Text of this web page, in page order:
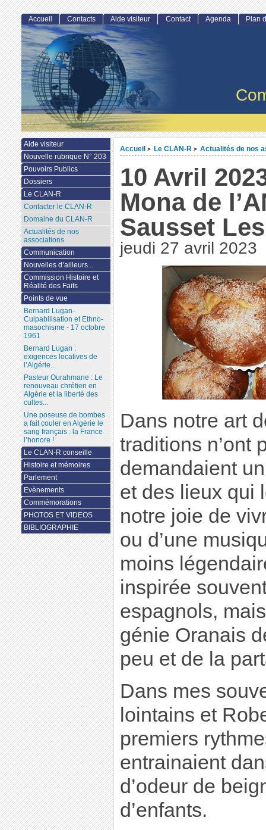
Accueil > Le CLAN-R > Actualités de nos
10 Avril
Mona de
Sausset
jeudi 27 avril 2023
Dans notre art
traditions n’ont
demandaient
et des lieux qui
notre joie de
ou d’une
moins
inspirée
espagnols,
génie Oranais
peu et de la
Dans mes
lointains et
premiers
entrainaient
d’odeur de
d’enfants.
Accueil Contacts Aide visiteur Contact Agenda Plan
Aide visiteur
Nouvelle rubrique N° 203
Pouvoirs Publics
Dossiers
Le CLAN-R
Contacter le CLAN-R
Domaine du CLAN-R
Actualités de nos
associations
Communication
Nouvelles d’ailleurs...
Commission Histoire et
Réalité des Faits
Points de vue
Bernard Lugan-
Culpabilisation et Ethno-
masochisme - 17 octobre
1961
Bernard Lugan :
exigences locatives de
l’Algérie...
Pasteur Ourahmane : Le
renouveau chrétien en
Algérie et la liberté des
cultes...
Une poseuse de bombes
a fait couler en Algérie le
sang français : la France
l’honore !
Le CLAN-R conseille
Histoire et mémoires
Parlement
Evènements
Commémorations
PHOTOS ET VIDEOS
BIBLIOGRAPHIE